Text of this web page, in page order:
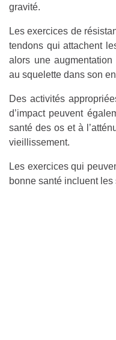
gravité.
Les exercices de
tendons qui attachent
alors une
au squelette dans son
Des activités
d’impact peuvent
santé des os et à
vieillissement.
Les exercices qui
bonne santé incluent les